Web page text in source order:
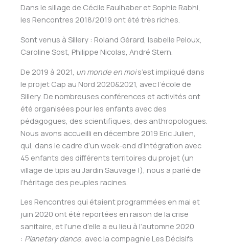
Dans le sillage de Cécile Faulhaber et Sophie Rabhi,
les Rencontres 2018/2019 ont été très riches.
Sont venus à Sillery : Roland Gérard, Isabelle Peloux,
Caroline Sost, Philippe Nicolas, André Stern.
De 2019 à 2021, un monde en mois’est impliqué dans
le projet Cap au Nord 2020&2021, avec l’école de
Sillery. De nombreuses conférences et activités ont
été organisées pour les enfants avec des
pédagogues, des scientifiques, des anthropologues.
Nous avons accueilli en décembre 2019 Eric Julien,
qui, dans le cadre d’un week-end d’intégration avec
45 enfants des différents territoires du projet (un
village de tipis au Jardin Sauvage !), nous a parlé de
l’héritage des peuples racines.
Les Rencontres qui étaient programmées en mai et
juin 2020 ont été reportées en raison de la crise
sanitaire, et l’une d’elle a eu lieu à l’automne 2020
: Planetary dance, avec la compagnie Les Décisifs